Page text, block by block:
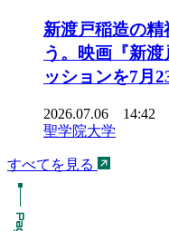
新渡戸稲造の
う。映画『新
ッションを7月
2026.07.06 14:42
聖学院大学
すべてを見る